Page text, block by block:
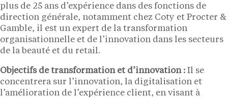
plus de 25 ans d’expérience dans des fonctions de
direction générale, notamment chez Coty et Procter &
Gamble, il est un expert de la transformation
organisationnelle et de l’innovation dans les secteurs
de la beauté et du retail.
Objectifs de transformation et d’innovation : Il se
concentrera sur l’innovation, la digitalisation et
l’amélioration de l’expérience client, en visant à